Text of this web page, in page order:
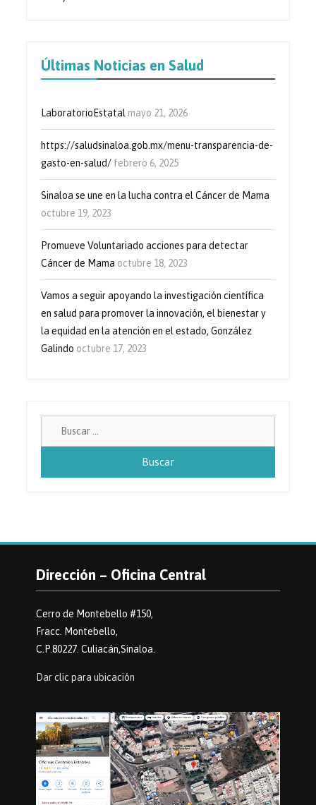
Últimas Noticias en Salud
LaboratorioEstatal mayo 21, 2026
https://saludsinaloa.gob.mx/menu-transparencia-de-
gasto-en-salud/ febrero 6, 2025
Sinaloa se une en la lucha contra el Cáncer de Mama
octubre 19, 2023
Promueve Voluntariado acciones para detectar
Cáncer de Mama octubre 18, 2023
Vamos a seguir apoyando la investigación científica
en salud para promover la innovación, el bienestar y
la equidad en la atención en el estado, González
Galindo octubre 17, 2023
Dirección – Oficina Central
Cerro de Montebello #150,
Fracc. Montebello,
C.P.80227. Culiacán,Sinaloa.
Dar clic para ubicación